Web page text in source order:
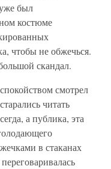
был
костюме
чтобы не обжечься.
скандал.
смотрел
читать
а публика, эта
в стаканах